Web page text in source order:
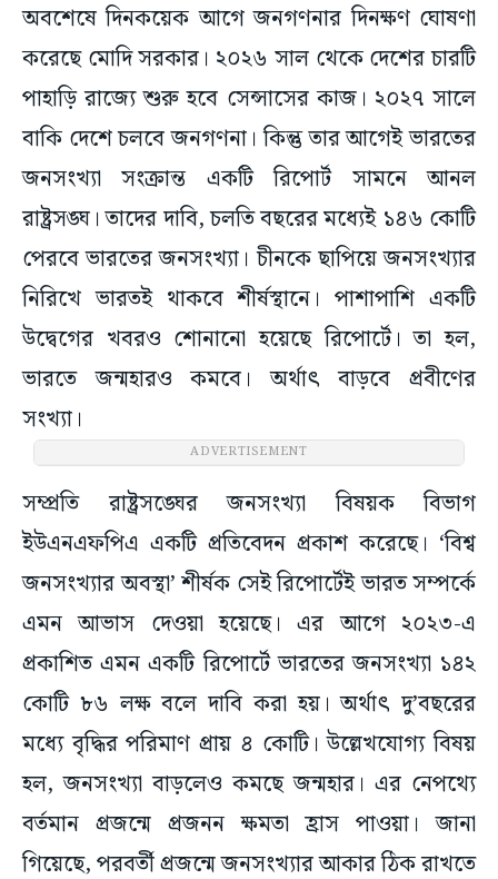
অবশেষে দিনকয়েক আগে জনগণনার দিনক্ষণ ঘোষণা
করেছে মোদি সরকার। ২০২৬ সাল থেকে দেশের চারটি
পাহাড়ি রাজ্যে শুরু হবে সেন্সাসের কাজ। ২০২৭ সালে
বাকি দেশে চলবে জনগণনা। কিন্তু তার আগেই ভারতের
জনসংখ্যা সংক্রান্ত একটি রিপোর্ট সামনে আনল
রাষ্ট্রসঙ্ঘ। তাদের দাবি, চলতি বছরের মধ্যেই ১৪৬ কোটি
পেরবে ভারতের জনসংখ্যা। চীনকে ছাপিয়ে জনসংখ্যার
নিরিখে ভারতই থাকবে শীর্ষস্থানে। পাশাপাশি একটি
উদ্বেগের খবরও শোনানো হয়েছে রিপোর্টে। তা হল,
ভারতে জন্মহারও কমবে। অর্থাৎ বাড়বে প্রবীণের
সংখ্যা।
ADVERTISEMENT
সম্প্রতি রাষ্ট্রসঙ্ঘের জনসংখ্যা বিষয়ক বিভাগ
ইউএনএফপিএ একটি প্রতিবেদন প্রকাশ করেছে। ‘বিশ্ব
জনসংখ্যার অবস্থা’ শীর্ষক সেই রিপোর্টেই ভারত সম্পর্কে
এমন আভাস দেওয়া হয়েছে। এর আগে ২০২৩-এ
প্রকাশিত এমন একটি রিপোর্টে ভারতের জনসংখ্যা ১৪২
কোটি ৮৬ লক্ষ বলে দাবি করা হয়। অর্থাৎ দু’বছরের
মধ্যে বৃদ্ধির পরিমাণ প্রায় ৪ কোটি। উল্লেখযোগ্য বিষয়
হল, জনসংখ্যা বাড়লেও কমছে জন্মহার। এর নেপথ্যে
বর্তমান প্রজন্মে প্রজনন ক্ষমতা হ্রাস পাওয়া। জানা
গিয়েছে, পরবর্তী প্রজন্মে জনসংখ্যার আকার ঠিক রাখতে